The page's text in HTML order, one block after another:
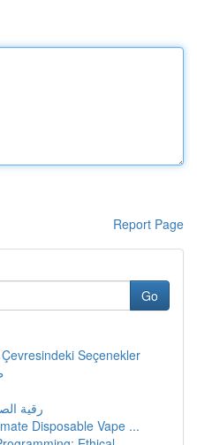
Report Page
Go
Seçenekler
رقية
Disposable Vape ...